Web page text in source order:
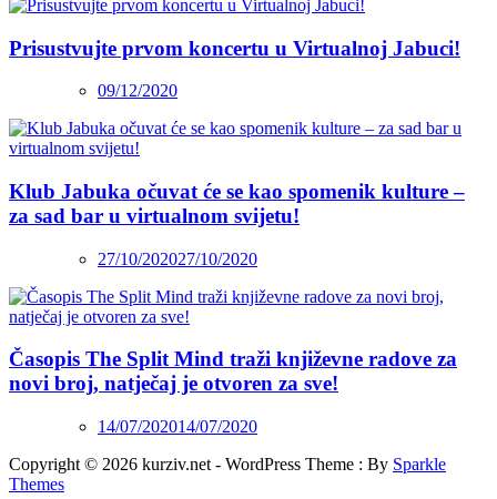
Prisustvujte prvom koncertu u Virtualnoj Jabuci!
09/12/2020
Klub Jabuka očuvat će se kao spomenik kulture –
za sad bar u virtualnom svijetu!
27/10/202027/10/2020
Časopis The Split Mind traži književne radove za
novi broj, natječaj je otvoren za sve!
14/07/202014/07/2020
Copyright © 2026 kurziv.net - WordPress Theme : By Sparkle
Themes